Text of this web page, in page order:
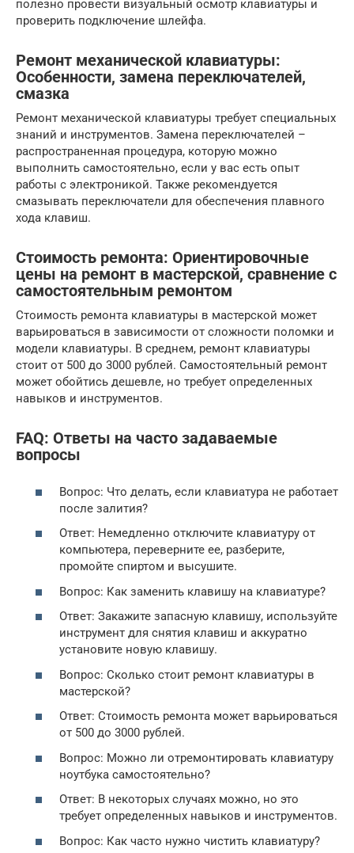
полезно провести визуальный осмотр клавиатуры и
проверить подключение шлейфа.
Ремонт механической клавиатуры:
Особенности, замена переключателей,
смазка
Ремонт механической клавиатуры требует специальных
знаний и инструментов. Замена переключателей –
распространенная процедура, которую можно
выполнить самостоятельно, если у вас есть опыт
работы с электроникой. Также рекомендуется
смазывать переключатели для обеспечения плавного
хода клавиш.
Стоимость ремонта: Ориентировочные
цены на ремонт в мастерской, сравнение с
самостоятельным ремонтом
Стоимость ремонта клавиатуры в мастерской может
варьироваться в зависимости от сложности поломки и
модели клавиатуры. В среднем, ремонт клавиатуры
стоит от 500 до 3000 рублей. Самостоятельный ремонт
может обойтись дешевле, но требует определенных
навыков и инструментов.
FAQ: Ответы на часто задаваемые
вопросы
Вопрос: Что делать, если клавиатура не работает
после залития?
Ответ: Немедленно отключите клавиатуру от
компьютера, переверните ее, разберите,
промойте спиртом и высушите.
Вопрос: Как заменить клавишу на клавиатуре?
Ответ: Закажите запасную клавишу, используйте
инструмент для снятия клавиш и аккуратно
установите новую клавишу.
Вопрос: Сколько стоит ремонт клавиатуры в
мастерской?
Ответ: Стоимость ремонта может варьироваться
от 500 до 3000 рублей.
Вопрос: Можно ли отремонтировать клавиатуру
ноутбука самостоятельно?
Ответ: В некоторых случаях можно, но это
требует определенных навыков и инструментов.
Вопрос: Как часто нужно чистить клавиатуру?